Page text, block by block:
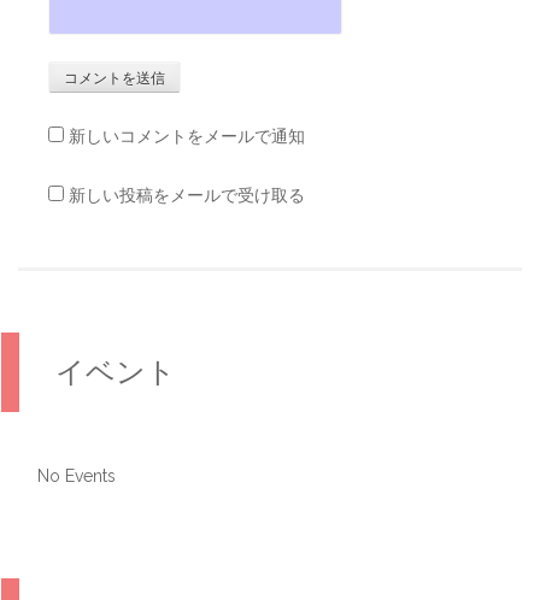
新しいコメントをメールで通知
新しい投稿をメールで受け取る
イベント
No Events